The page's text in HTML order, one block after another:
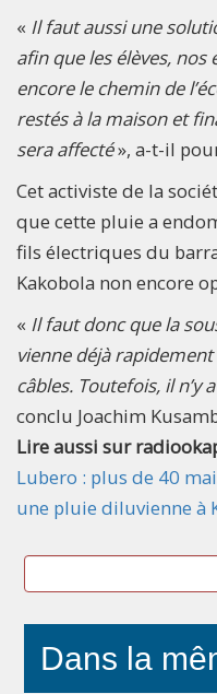
« Il faut aussi une
afin que les élèves,
encore le chemin de
restés à la maison et
sera affecté», a-t-il
Cet activiste de la
que cette pluie a
fils électriques du
Kakobola non encore
« Il faut donc que la
vienne déjà
câbles. Toutefois, il n’y
conclu Joachim
Lire aussi sur
Lubero : plus de 40
une pluie diluvienne à
Dans la